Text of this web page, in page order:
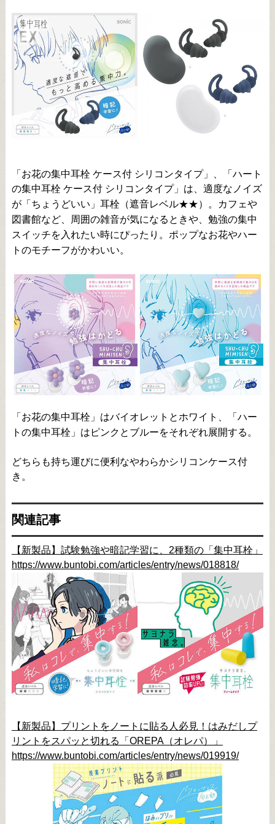
「お花の集中耳栓 ケース付 シリコンタイプ」、「ハート
の集中耳栓 ケース付 シリコンタイプ」は、適度なノイズ
が「ちょうどいい」耳栓（遮音レベル★★）。カフェや
図書館など、周囲の雑音が気になるときや、勉強の集中
スイッチを入れたい時にぴったり。ポップなお花やハー
トのモチーフがかわいい。
「お花の集中耳栓」はバイオレットとホワイト、「ハー
トの集中耳栓」はピンクとブルーをそれぞれ展開する。
どちらも持ち運びに便利なやわらかシリコンケース付
き。
関連記事
【新製品】試験勉強や暗記学習に、2種類の「集中耳栓」
https://www.buntobi.com/articles/entry/news/018818/
【新製品】プリントをノートに貼る人必見！はみだしプ
リントをスパッと切れる「OREPA（オレパ）」
https://www.buntobi.com/articles/entry/news/019919/